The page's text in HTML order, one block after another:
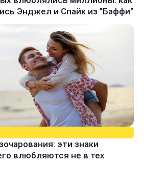
Энджел и Спайк из "Баффи"
эти знаки
влюбляются не в тех